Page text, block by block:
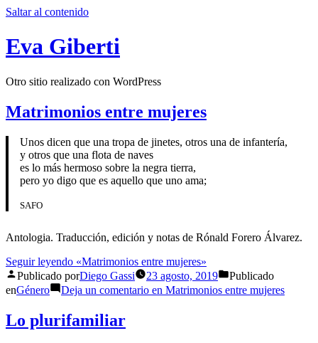
Saltar al contenido
Eva Giberti
Otro sitio realizado con WordPress
Matrimonios entre mujeres
Unos dicen que una tropa de jinetes, otros una de infantería,
y otros que una flota de naves
es lo más hermoso sobre la negra tierra,
pero yo digo que es aquello que uno ama;
SAFO
Antologia. Traducción, edición y notas de Rónald Forero Álvarez.
Seguir leyendo «Matrimonios entre mujeres»
Publicado porDiego Gassi 23 agosto, 2019
Publicado
enGénero Deja un comentario en Matrimonios entre mujeres
Lo plurifamiliar